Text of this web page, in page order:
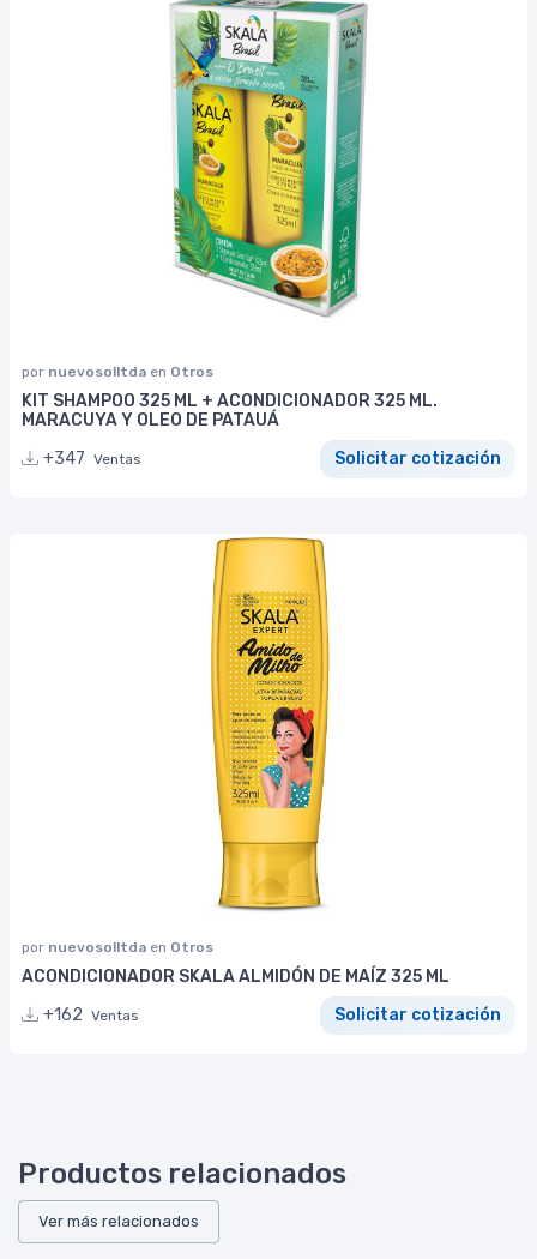
por nuevosolltda en Otros
KIT SHAMPOO 325 ML + ACONDICIONADOR 325 ML.
MARACUYA Y OLEO DE PATAUÁ
+347 Ventas Solicitar cotización
por nuevosolltda en Otros
ACONDICIONADOR SKALA ALMIDÓN DE MAÍZ 325 ML
+162 Ventas Solicitar cotización
Productos relacionados
Ver más relacionados